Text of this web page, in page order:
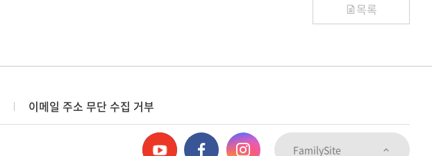
목록
이메일 주소 무단 수집 거부
FamilySite